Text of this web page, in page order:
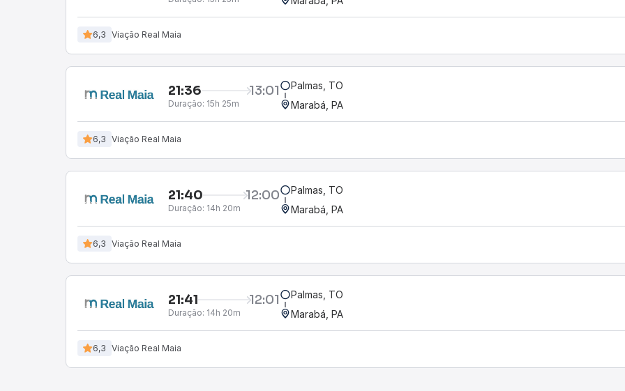
6,3 Viação Real Maia
21:36 13:01
Duração: 15h 25m
Palmas, TO
Marabá, PA
6,3 Viação Real Maia
21:40 12:00
Duração: 14h 20m
Palmas, TO
Marabá, PA
6,3 Viação Real Maia
21:41 12:01
Duração: 14h 20m
Palmas, TO
Marabá, PA
6,3 Viação Real Maia